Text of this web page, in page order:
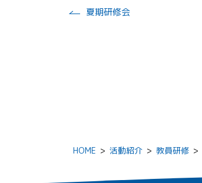
夏期研修会
HOME > 活動紹介 > 教員研修 >